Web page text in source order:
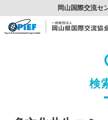
岡山国際交流セ
協会
検